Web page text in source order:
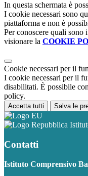
In questa schermata è
I cookie necessari sono
piattaforma e non è
Per conoscere quali sono
visionare la COOKIE
Cookie necessari per il
I cookie necessari per il
disabilitati. È possibile
policy.
Accetta tutti Salva le
Contatti
Istituto Comprensivo